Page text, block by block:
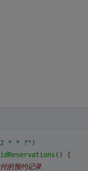
2 * * ?")
()
{
的预约记录